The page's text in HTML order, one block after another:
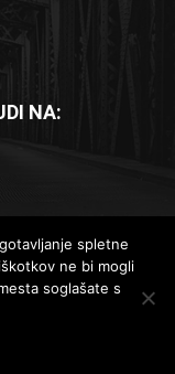
NA:
spletne
ne bi mogli
soglašate s